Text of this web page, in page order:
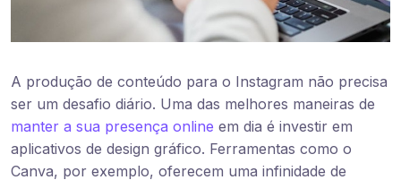
A produção de conteúdo para o Instagram não precisa
ser um desafio diário. Uma das melhores maneiras de
manter a sua presença online em dia é investir em
aplicativos de design gráfico. Ferramentas como o
Canva, por exemplo, oferecem uma infinidade de